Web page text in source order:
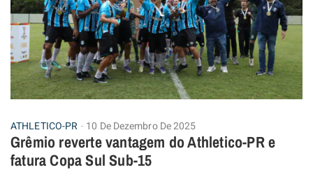
ATHLETICO-PR 10 De Dezembro De 2025
Grêmio reverte vantagem do Athletico-PR e
fatura Copa Sul Sub-15